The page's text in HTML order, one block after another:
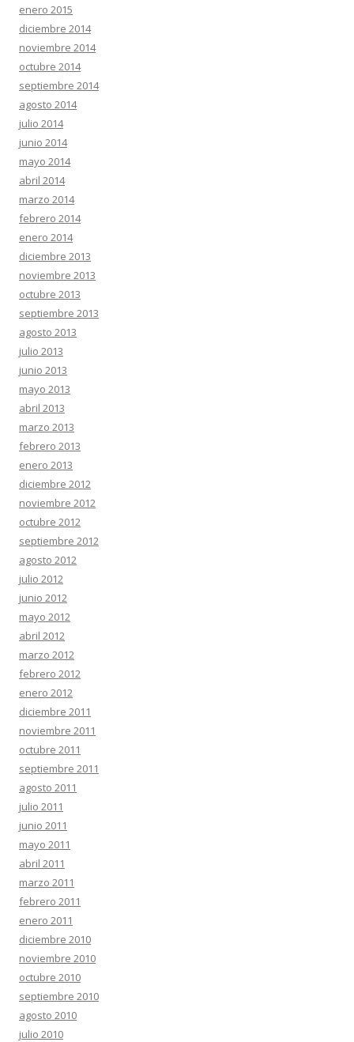
enero 2015
diciembre 2014
noviembre 2014
octubre 2014
septiembre 2014
agosto 2014
julio 2014
junio 2014
mayo 2014
abril 2014
marzo 2014
febrero 2014
enero 2014
diciembre 2013
noviembre 2013
octubre 2013
septiembre 2013
agosto 2013
julio 2013
junio 2013
mayo 2013
abril 2013
marzo 2013
febrero 2013
enero 2013
diciembre 2012
noviembre 2012
octubre 2012
septiembre 2012
agosto 2012
julio 2012
junio 2012
mayo 2012
abril 2012
marzo 2012
febrero 2012
enero 2012
diciembre 2011
noviembre 2011
octubre 2011
septiembre 2011
agosto 2011
julio 2011
junio 2011
mayo 2011
abril 2011
marzo 2011
febrero 2011
enero 2011
diciembre 2010
noviembre 2010
octubre 2010
septiembre 2010
agosto 2010
julio 2010